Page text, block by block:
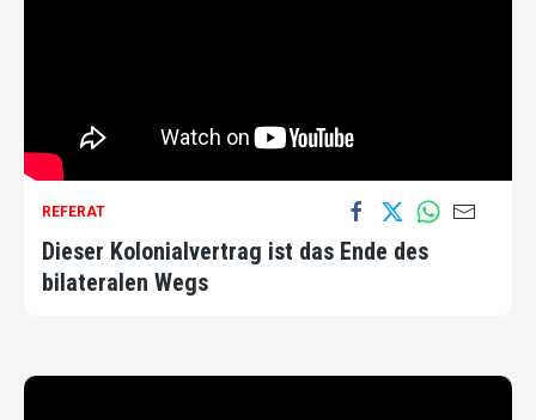
REFERAT
Dieser Kolonialvertrag ist das Ende des
bilateralen Wegs